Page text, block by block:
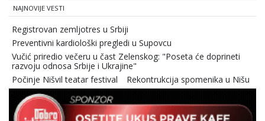
NAJNOVIJE VESTI
Registrovan zemljotres u Srbiji
Preventivni kardiološki pregledi u Supovcu
Vučić priredio večeru u čast Zelenskog: "Poseta će doprineti
razvoju odnosa Srbije i Ukrajine"
Počinje Nišvil teatar festival
Rekontrukcija spomenika u Nišu